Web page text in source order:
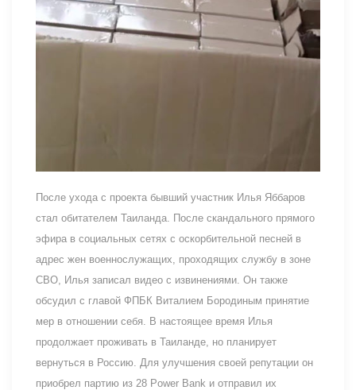
После ухода с проекта бывший участник Илья Яббаров
стал обитателем Таиланда. После скандального прямого
эфира в социальных сетях с оскорбительной песней в
адрес жен военнослужащих, проходящих службу в зоне
СВО, Илья записал видео с извинениями. Он также
обсудил с главой ФПБК Виталием Бородиным принятие
мер в отношении себя. В настоящее время Илья
продолжает проживать в Таиланде, но планирует
вернуться в Россию. Для улучшения своей репутации он
приобрел партию из 28 Power Bank и отправил их